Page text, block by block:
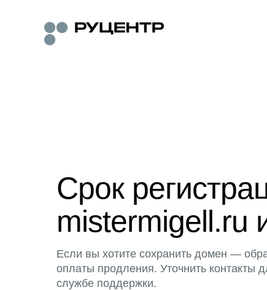
Срок
mistermigell.ru
Если вы хотите сохранить домен —
оплаты продления. Уточнить контакты
службе поддержки.